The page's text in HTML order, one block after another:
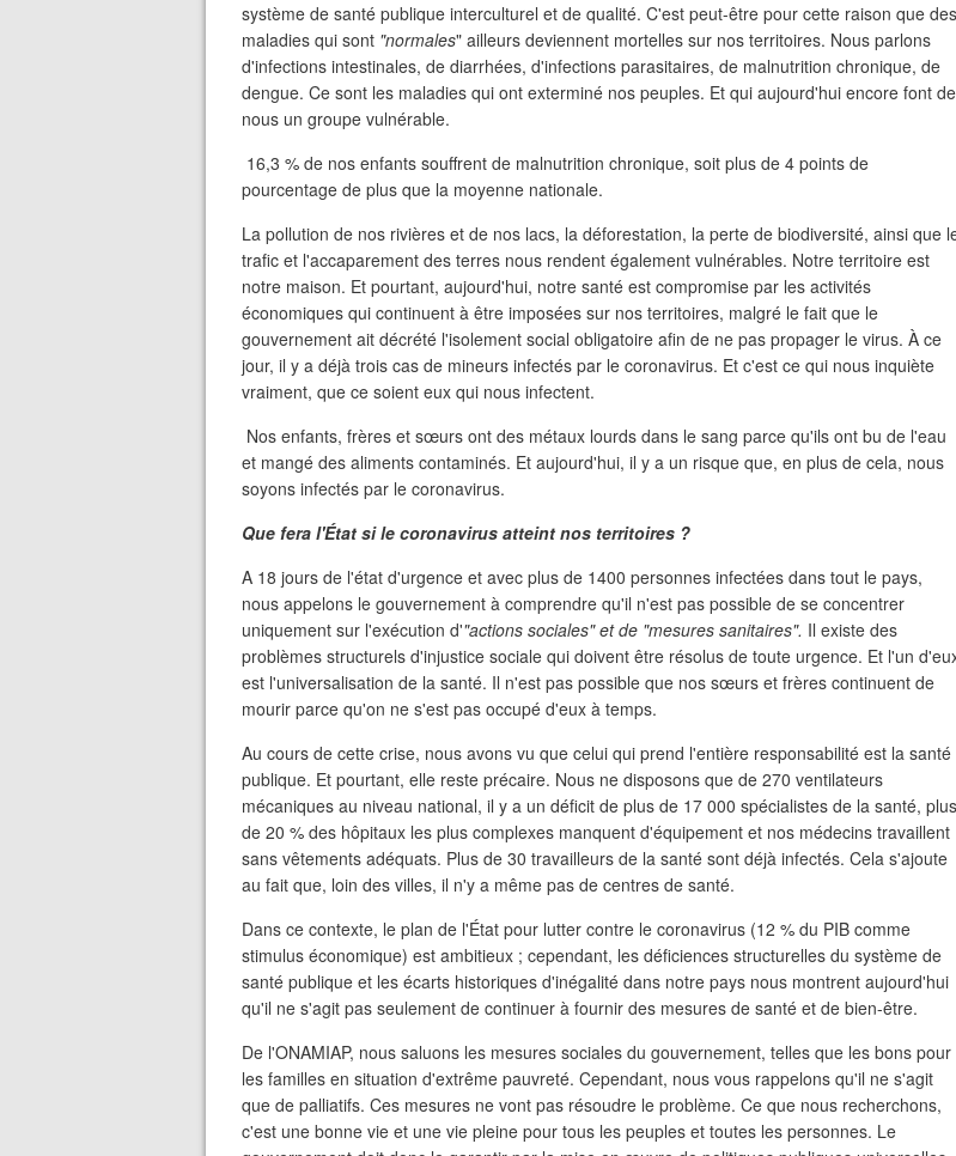
système de santé publique interculturel et de qualité. C'est peut-être pour cette raison que des
maladies qui sont "normales" ailleurs deviennent mortelles sur nos territoires. Nous parlons
d'infections intestinales, de diarrhées, d'infections parasitaires, de malnutrition chronique, de
dengue. Ce sont les maladies qui ont exterminé nos peuples. Et qui aujourd'hui encore font de
nous un groupe vulnérable.
16,3 % de nos enfants souffrent de malnutrition chronique, soit plus de 4 points de
pourcentage de plus que la moyenne nationale.
La pollution de nos rivières et de nos lacs, la déforestation, la perte de biodiversité, ainsi que
trafic et l'accaparement des terres nous rendent également vulnérables. Notre territoire est
notre maison. Et pourtant, aujourd'hui, notre santé est compromise par les activités
économiques qui continuent à être imposées sur nos territoires, malgré le fait que le
gouvernement ait décrété l'isolement social obligatoire afin de ne pas propager le virus. À ce
jour, il y a déjà trois cas de mineurs infectés par le coronavirus. Et c'est ce qui nous inquiète
vraiment, que ce soient eux qui nous infectent.
Nos enfants, frères et sœurs ont des métaux lourds dans le sang parce qu'ils ont bu de l'eau
et mangé des aliments contaminés. Et aujourd'hui, il y a un risque que, en plus de cela, nous
soyons infectés par le coronavirus.
Que fera l'État si le coronavirus atteint nos territoires ?
A 18 jours de l'état d'urgence et avec plus de 1400 personnes infectées dans tout le pays,
nous appelons le gouvernement à comprendre qu'il n'est pas possible de se concentrer
uniquement sur l'exécution d'"actions sociales" et de "mesures sanitaires". Il existe des
problèmes structurels d'injustice sociale qui doivent être résolus de toute urgence. Et l'un
est l'universalisation de la santé. Il n'est pas possible que nos sœurs et frères continuent de
mourir parce qu'on ne s'est pas occupé d'eux à temps.
Au cours de cette crise, nous avons vu que celui qui prend l'entière responsabilité est la santé
publique. Et pourtant, elle reste précaire. Nous ne disposons que de 270 ventilateurs
mécaniques au niveau national, il y a un déficit de plus de 17 000 spécialistes de la santé, plus
de 20 % des hôpitaux les plus complexes manquent d'équipement et nos médecins travaillent
sans vêtements adéquats. Plus de 30 travailleurs de la santé sont déjà infectés. Cela s'ajoute
au fait que, loin des villes, il n'y a même pas de centres de santé.
Dans ce contexte, le plan de l'État pour lutter contre le coronavirus (12 % du PIB comme
stimulus économique) est ambitieux ; cependant, les déficiences structurelles du système de
santé publique et les écarts historiques d'inégalité dans notre pays nous montrent aujourd'hui
qu'il ne s'agit pas seulement de continuer à fournir des mesures de santé et de bien-être.
De l'ONAMIAP, nous saluons les mesures sociales du gouvernement, telles que les bons pour
les familles en situation d'extrême pauvreté. Cependant, nous vous rappelons qu'il ne s'agit
que de palliatifs. Ces mesures ne vont pas résoudre le problème. Ce que nous recherchons,
c'est une bonne vie et une vie pleine pour tous les peuples et toutes les personnes. Le